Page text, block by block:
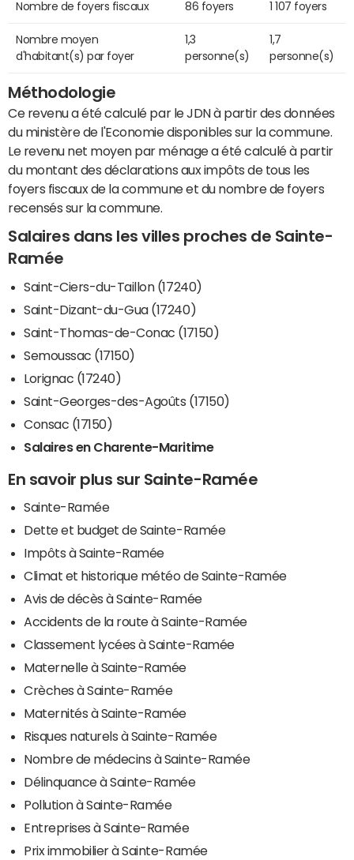
Nombre de foyers fiscaux 86 foyers 1 107 foyers
Nombre moyen
d'habitant(s) par foyer
1,3
personne(s)
1,7
personne(s)
Méthodologie
Ce revenu a été calculé par le JDN à partir des données
du ministère de l'Economie disponibles sur la commune.
Le revenu net moyen par ménage a été calculé à partir
du montant des déclarations aux impôts de tous les
foyers fiscaux de la commune et du nombre de foyers
recensés sur la commune.
Salaires dans les villes proches de Sainte-
Ramée
Saint-Ciers-du-Taillon (17240)
Saint-Dizant-du-Gua (17240)
Saint-Thomas-de-Conac (17150)
Semoussac (17150)
Lorignac (17240)
Saint-Georges-des-Agoûts (17150)
Consac (17150)
Salaires en Charente-Maritime
En savoir plus sur Sainte-Ramée
Sainte-Ramée
Dette et budget de Sainte-Ramée
Impôts à Sainte-Ramée
Climat et historique météo de Sainte-Ramée
Avis de décès à Sainte-Ramée
Accidents de la route à Sainte-Ramée
Classement lycées à Sainte-Ramée
Maternelle à Sainte-Ramée
Crèches à Sainte-Ramée
Maternités à Sainte-Ramée
Risques naturels à Sainte-Ramée
Nombre de médecins à Sainte-Ramée
Délinquance à Sainte-Ramée
Pollution à Sainte-Ramée
Entreprises à Sainte-Ramée
Prix immobilier à Sainte-Ramée